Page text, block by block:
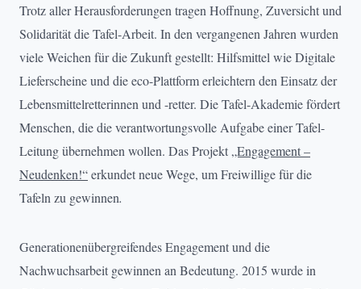
Trotz aller Herausforderungen tragen Hoffnung, Zuversicht und
Solidarität die Tafel-Arbeit. In den vergangenen Jahren wurden
viele Weichen für die Zukunft gestellt: Hilfsmittel wie Digitale
Lieferscheine und die eco-Plattform erleichtern den Einsatz der
Lebensmittelretterinnen und -retter. Die Tafel-Akademie fördert
Menschen, die die verantwortungsvolle Aufgabe einer Tafel-
Leitung übernehmen wollen. Das Projekt „Engagement –
Neudenken!“erkundet neue Wege, um Freiwillige für die
Tafeln zu gewinnen.
Generationenübergreifendes Engagement und die
Nachwuchsarbeit gewinnen an Bedeutung. 2015 wurde in